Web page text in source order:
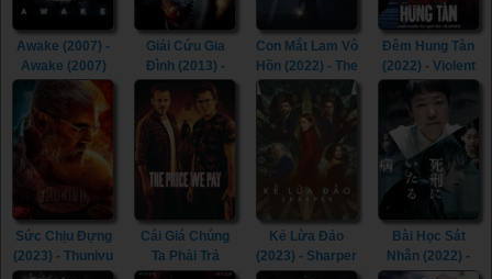
Awake (2007) -
Awake (2007)
Giải Cứu Gia
Đình (2013) -
The Contractor
(2013)
Con Mắt Lam Vô
Hồn (2022) - The
(2022)
Đêm Hung Tàn
(2022) - Violent
Night (2022)
Sức Chịu Đựng
(2023) - Thunivu
(2023)
Cái Giá Chúng
Ta Phải Trả
(2023) - The
Kẻ Lừa Đảo
(2023) - Sharper
Bài Học Sát
Nhân (2022) -
Lesson in